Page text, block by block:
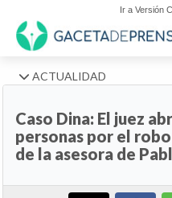
Ir a Versión
ACTUALIDAD
Caso Dina: El juez
personas por el
de la asesora de